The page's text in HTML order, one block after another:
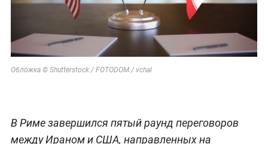
Обложка © Shutterstock / FOTODOM / vchal
В Риме завершился пятый раунд переговоров
между Ираном и США, направленных на